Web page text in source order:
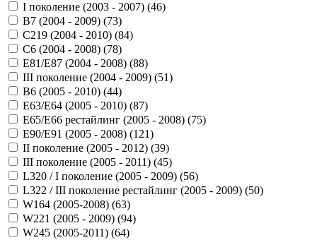
I поколение (2003 - 2007) (46)
B7 (2004 - 2009) (73)
C219 (2004 - 2010) (84)
C6 (2004 - 2008) (78)
E81/E87 (2004 - 2008) (88)
III поколение (2004 - 2009) (51)
B6 (2005 - 2010) (44)
E63/E64 (2005 - 2010) (87)
E65/E66 рестайлинг (2005 - 2008) (75)
E90/E91 (2005 - 2008) (121)
II поколение (2005 - 2012) (39)
III поколение (2005 - 2011) (45)
L320 / I поколение (2005 - 2009) (56)
L322 / III поколение рестайлинг (2005 - 2009) (50)
W164 (2005-2008) (63)
W221 (2005 - 2009) (94)
W245 (2005-2011) (64)